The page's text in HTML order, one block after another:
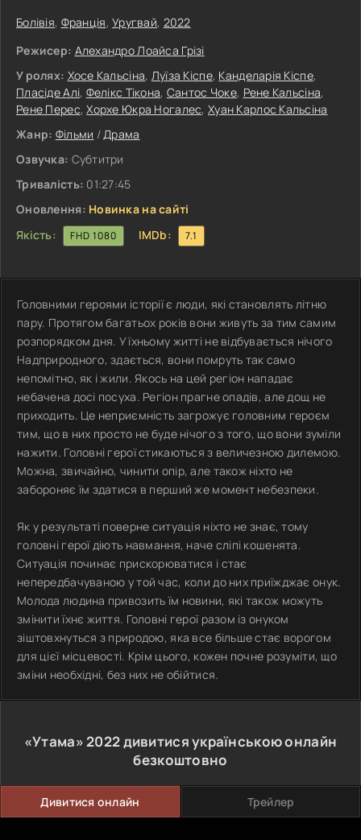
Болівія, Франція,Уругвай, 2022
Режисер: Алехандро Лоайса Грізі
У ролях: Хосе Кальсіна, Луїза Кіспе, Канделарія Кіспе,
Пласіде Алі, Фелікс Тікона, Сантос Чоке, Рене Кальсіна,
Рене Перес,Хорхе Юкра Ногалес, Хуан Карлос Кальсіна
Жанр: Фільми /Драма
Озвучка: Субтитри
Тривалість: 01:27:45
Оновлення: Новинка на сайті
Якість:
FHD 1080 IMDb: 7.1
Головними героями історії є люди, які становлять літню
пару. Протягом багатьох років вони живуть за тим самим
розпорядком дня. У їхньому житті не відбувається нічого
Надприродного, здається, вони помруть так само
непомітно, як і жили. Якось на цей регіон нападає
небачена досі посуха. Регіон прагне опадів, але дощ не
приходить. Це неприємність загрожує головним героєм
тим, що в них просто не буде нічого з того, що вони зуміли
нажити. Головні герої стикаються з величезною дилемою.
Можна, звичайно, чинити опір, але також ніхто не
забороняє їм здатися в перший же момент небезпеки.
Як у результаті поверне ситуація ніхто не знає, тому
головні герої діють навмання, наче сліпі кошенята.
Ситуація починає прискорюватися і стає
непередбачуваною у той час, коли до них приїжджає онук.
Молода людина привозить їм новини, які також можуть
змінити їхнє життя. Головні герої разом із онуком
зіштовхнуться з природою, яка все більше стає ворогом
для цієї місцевості. Крім цього, кожен почне розуміти, що
зміни необхідні, без них не обійтися.
«Утама»2022дивитися українською онлайн
безкоштовно
Дивитися онлайн Трейлер